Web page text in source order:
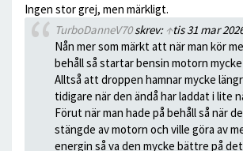
Ingen stor grej, men märkligt.
TurboDanneV70skrev: ↑tis 31 mar
Nån mer som märkt att när man kör
behåll så startar bensin motorn
Alltså att droppen hamnar mycke
tidigare när den ändå har laddat i lite
Förut när man hade på behåll så när
stängde av motorn och ville göra av
energin så va den mycke bättre på